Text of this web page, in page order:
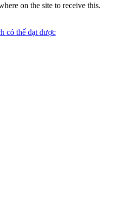
on the site to receive this.
có thể đạt được